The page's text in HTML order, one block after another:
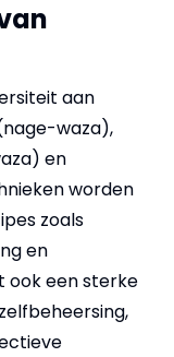
aan
waza),
en
worden
zoals
en
ook een sterke